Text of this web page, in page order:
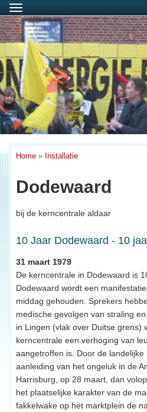
Menu
Home » Installatie
Dodewaard
bij de kerncentrale aldaar
10 Jaar Dodewaard - 10
31 maart 1979
De kerncentrale in Dodewaard is
Dodewaard wordt een
middag gehouden. Sprekers
medische gevolgen van straling
in Lingen (vlak over Duitse grens)
kerncentrale een verhoging van
aangetroffen is. Door de
aanleiding van het ongeluk in de
Harrisburg, op 28 maart, dan
het plaatselijke karakter van de
fakkelwake op het marktplein de